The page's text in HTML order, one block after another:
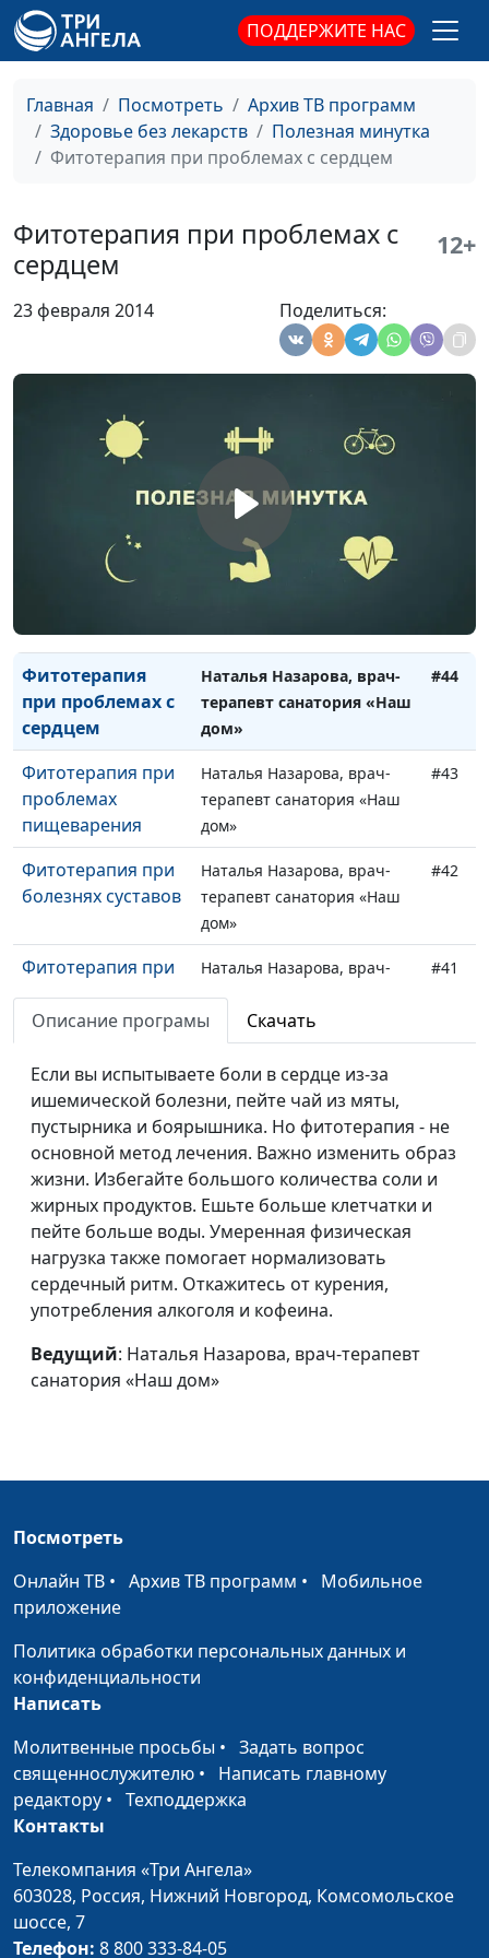
ПОДДЕРЖИТЕ НАС
Главная Посмотреть
Архив ТВ программ
Здоровье без лекарств
Полезная минутка
Фитотерапия при проблемах с сердцем
Фитотерапия при проблемах с
сердцем
12+
23 февраля 2014 Поделиться:
стабилизаторы
Колбаса
Квас и квасной
продукт
Ирина Кириченко
Йогурт и
продукт
Ирина Кириченко
Жевательная
Ирина Кириченко #48
Детская еда,
провоцирующая
Ирина Кириченко
Антиокислители Ирина Кириченко
Фитотерапия при
Наталья Назарова, врач-
дом»
Фитотерапия
при проблемах с
сердцем
Наталья Назарова, врач-
терапевт санатория «Наш
дом»
#44
Фитотерапия при
проблемах
пищеварения
Наталья Назарова, врач-
терапевт санатория «Наш
дом»
#43
Фитотерапия при
болезнях суставов
Наталья Назарова, врач-
терапевт санатория «Наш
дом»
#42
Фитотерапия при
артериальной
гипертензии
Наталья Назарова, врач-
терапевт санатория «Наш
дом»
#41
Фитотерапия
отвар из семени
Наталья Назарова, врач-
терапевт санатория «Наш
Яблоки Ирина Остапенко #39
Чечевица Ирина Остапенко
Чеснок Ирина Остапенко
Тыква Ирина Остапенко
Сладкий перец Ирина Остапенко
Семечки
пшеница
Пища для ума Ирина Остапенко
Огурец
Морковь Ирина Остапенко
Лук Ирина Остапенко
Ламинария
Клюква Ирина Остапенко #23
Киви Ирина Остапенко
Описание програмы Скачать
Если вы испытываете боли в сердце из-за
ишемической болезни, пейте чай из мяты,
пустырника и боярышника. Но фитотерапия - не
основной метод лечения. Важно изменить образ
жизни. Избегайте большого количества соли и
жирных продуктов. Ешьте больше клетчатки и
пейте больше воды. Умеренная физическая
нагрузка также помогает нормализовать
сердечный ритм. Откажитесь от курения,
употребления алкоголя и кофеина.
Ведущий: Наталья Назарова, врач-терапевт
санатория «Наш дом»
Посмотреть
Онлайн ТВ • Архив ТВ программ • Мобильное
приложение
Политика обработки персональных данных и
конфиденциальности
Написать
Молитвенные просьбы • Задать вопрос
священнослужителю • Написать главному
редактору • Техподдержка
Контакты
Телекомпания «Три Ангела»
603028, Россия, Нижний Новгород, Комсомольское
шоссе, 7
Телефон: 8 800 333-84-05